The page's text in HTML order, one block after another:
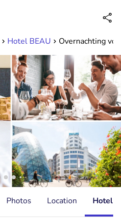
Available until 23:00
Hotel BEAU Overnachting
Photos Location Hotel